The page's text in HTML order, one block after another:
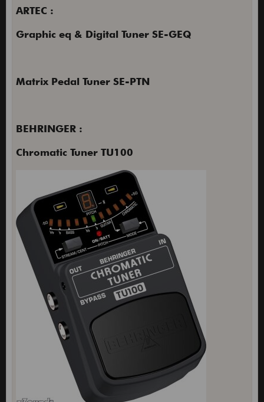
ARTEC :
Graphic eq & Digital Tuner SE-GEQ
Matrix Pedal Tuner SE-PTN
BEHRINGER :
Chromatic Tuner TU100